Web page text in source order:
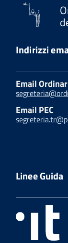
Indirizzi
Email
Email PEC
Linee Guida